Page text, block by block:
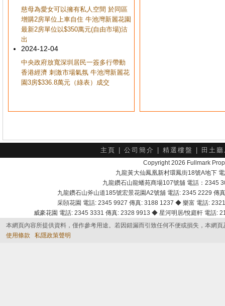
慈母為愛女可以擁有私人空間 於同區
增購2房單位上車自住 牛池灣新麗花園
最新2房單位以$350萬元(自由市場)沽
出
2024-12-04
中央政府放寬深圳居民一簽多行帶動
香港經濟 刺激市場氣氛 牛池灣新麗花
園3房$336.8萬元（綠表）成交
主頁 公司簡介 精選樓盤 田土
Copyright 2026 Fullmark
九龍黃大仙鳳凰新村環鳳街18號A地下
九龍鑽石山龍蟠苑商場107號舖 電話：2345
九龍鑽石山斧山道185號宏景花園A2號舖 電話: 2345 2229
采頣花園 電話: 2345 9927 傳真: 3188 1237 ◆ 樂富 電話:
威豪花園 電話: 2345 3331 傳真: 2328 9913 ◆ 星河明居/悅庭軒 電話
本網頁內容所提供資料，僅作參考用途。若因錯漏而引致任何不便或損失，本網
使用條款
私隱政策聲明